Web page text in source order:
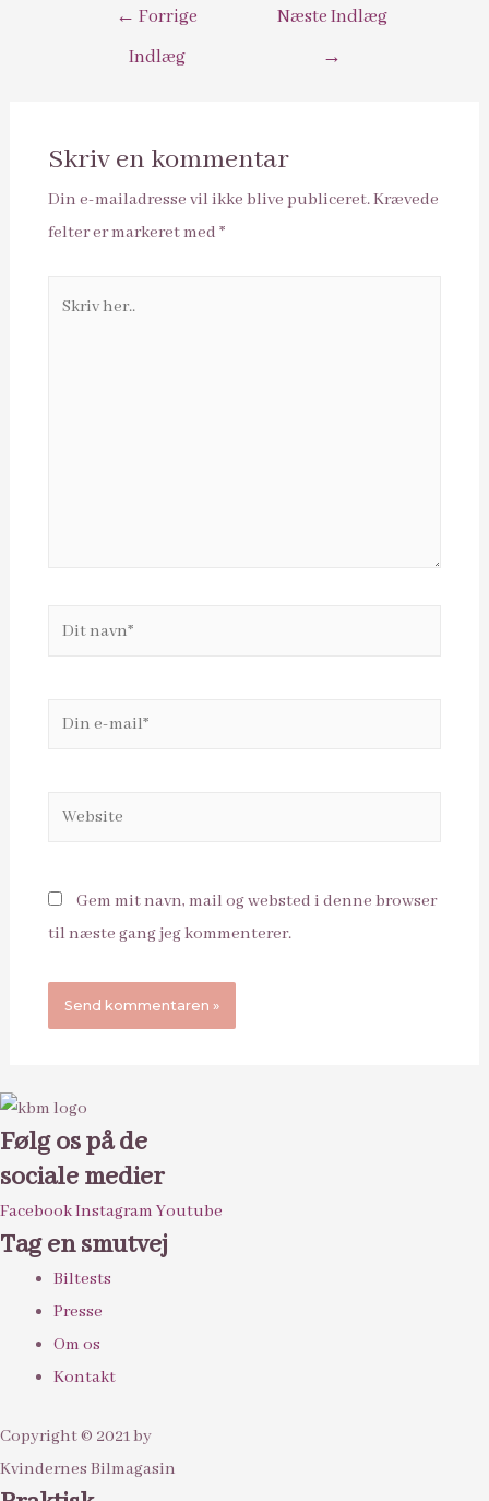
Indlægsnavigation
← Forrige
Indlæg
Næste Indlæg
→
Skriv en kommentar
Din e-mailadresse vil ikke blive publiceret.Krævede
felter er markeret med *
Dit
Din
Website
Gem mit navn, mail og websted i denne browser
til næste gang jeg kommenterer.
Følg os på de
sociale medier
FacebookInstagram Youtube
Tag en smutvej
Biltests
Presse
Om os
Kontakt
Copyright © 2021 by
Kvindernes Bilmagasin